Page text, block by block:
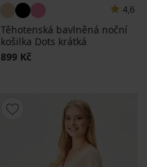
4,6
Těhotenská bavlněná noční
košilka Dots krátká
899 Kč